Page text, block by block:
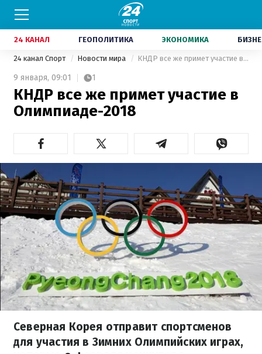
24 КАНАЛ ГЕОПОЛИТИКА ЭКОНОМИКА
24 канал Спорт Новости мира КНДР все же примет участие в Олимпиаде-2018
9 января, 09:01 1
КНДР все же примет участие в
Олимпиаде-2018
Северная Корея отправит спортсменов
для участия в Зимних Олимпийских играх,